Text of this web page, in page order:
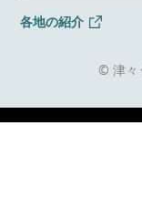
各地の紹介
© 津々